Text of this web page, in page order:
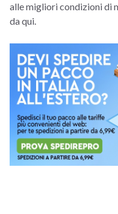
alle migliori condizioni di
da qui.